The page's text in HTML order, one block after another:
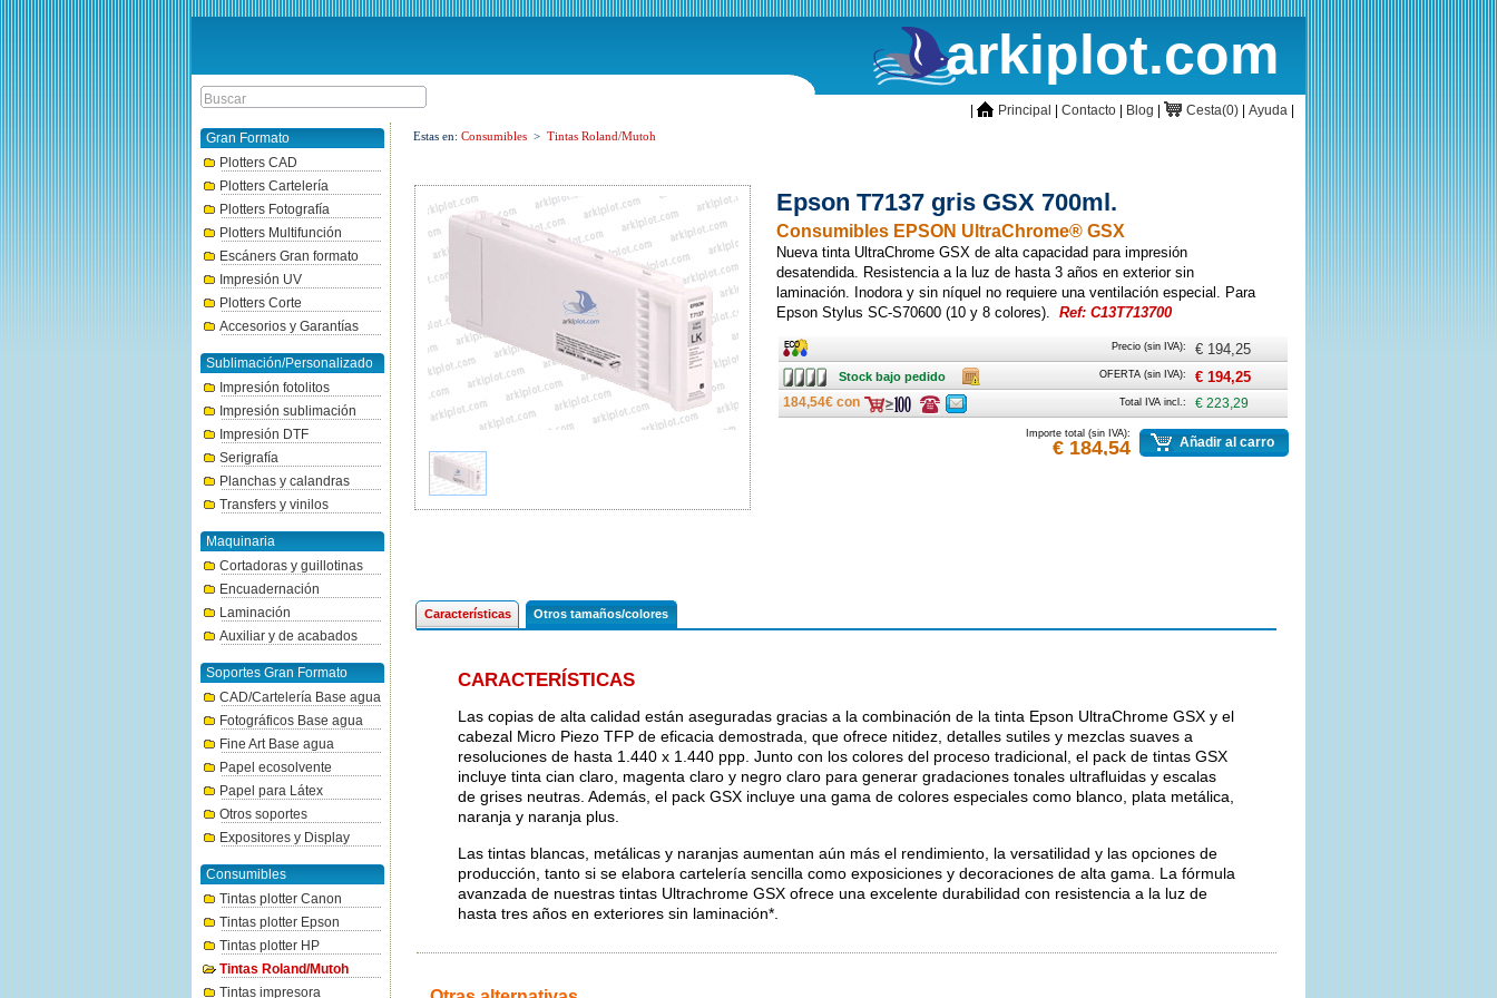
arkiplot.com
inicioPrincipal Contacto Blog CestaCesta(0) Ayuda
Gran Formato
Plotters CAD
Plotters Cartelería
Plotters Fotografía
Plotters Multifunción
Escáners Gran formato
Impresión UV
Plotters Corte
Accesorios y Garantías
Sublimación/Personalizado
Impresión fotolitos
Impresión sublimación
Impresión DTF
Serigrafía
Planchas y calandras
Transfers y vinilos
Maquinaria
Cortadoras y guillotinas
Encuadernación
Laminación
Auxiliar y de acabados
Soportes Gran Formato
CAD/Cartelería Base agua
Fotográficos Base agua
Fine Art Base agua
Papel ecosolvente
Papel para Látex
Otros soportes
Expositores y Display
Consumibles
Tintas plotter Canon
Tintas plotter Epson
Tintas plotter HP
Tintas Roland/Mutoh
Tintas impresora
Estas en: Consumibles > Tintas Roland/Mutoh
Epson T7137 gris GSX 700ml.
Consumibles EPSON UltraChrome® GSX
Nueva tinta UltraChrome GSX de alta capacidad para impresión
desatendida. Resistencia a la luz de hasta 3 años en exterior sin
laminación. Inodora y sin níquel no requiere una ventilación especial. Para
Epson Stylus SC-S70600 (10 y 8 colores). Ref: C13T713700
Ancho Precio (sin IVA): € 194,25
Stock
bajo
pedido
Stock bajo pedido Caja OFERTA (sin IVA): € 194,25
184,54€ con
Consulte
ofertas
Consulte
ofertas
Total IVA incl.: € 223,29
Importe total (sin IVA):
€ 184,54 Añadir al carro
Características Otros tamaños/colores
CARACTERÍSTICAS
Las copias de alta calidad están aseguradas gracias a la combinación de la tinta Epson UltraChrome GSX y el
cabezal Micro Piezo TFP de eficacia demostrada, que ofrece nitidez, detalles sutiles y mezclas suaves a
resoluciones de hasta 1.440 x 1.440 ppp. Junto con los colores del proceso tradicional, el pack de tintas GSX
incluye tinta cian claro, magenta claro y negro claro para generar gradaciones tonales ultrafluidas y escalas
de grises neutras. Además, el pack GSX incluye una gama de colores especiales como blanco, plata metálica,
naranja y naranja plus.
Las tintas blancas, metálicas y naranjas aumentan aún más el rendimiento, la versatilidad y las opciones de
producción, tanto si se elabora cartelería sencilla como exposiciones y decoraciones de alta gama. La fórmula
avanzada de nuestras tintas Ultrachrome GSX ofrece una excelente durabilidad con resistencia a la luz de
hasta tres años en exteriores sin laminación*.